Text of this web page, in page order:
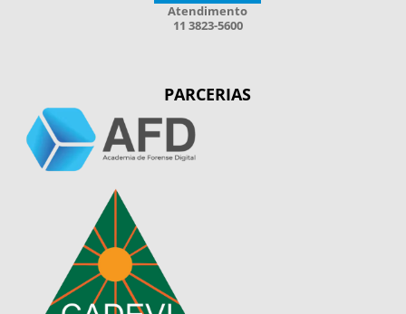
Atendimento
11 3823-5600
PARCERIAS